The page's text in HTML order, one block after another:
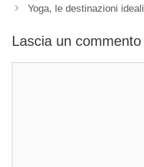
Yoga, le destinazioni ideali
Lascia un commento